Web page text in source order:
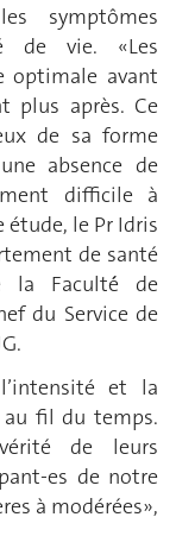
symptômes
de vie. «Les
optimale avant
plus après. Ce
de sa forme
absence de
difficile à
étude, le Pr Idris
de santé
la Faculté́ de
du Service de
et la
fil du temps.
de leurs
es de notre
à modérées»,